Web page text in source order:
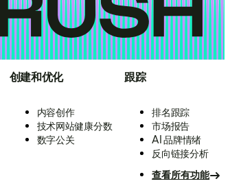
创建和优化
内容创作
技术网站健康分数
数字公关
跟踪
排名跟踪
市场报告
AI 品牌情绪
反向链接分析
查看所有功能